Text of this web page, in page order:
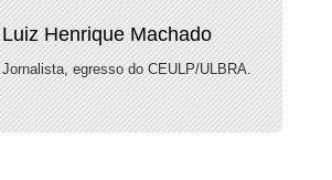
Luiz Henrique Machado
Jornalista, egresso do CEULP/ULBRA.